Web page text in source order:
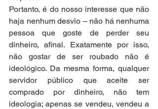
Portanto, é do nosso interesse que não
haja nenhum desvio – não há nenhuma
pessoa que goste de perder seu
dinheiro, afinal. Exatamente por isso,
não gostar de ser roubado não é
ideológico. Da mesma forma, qualquer
servidor público que aceite ser
comprado por dinheiro, não tem
ideologia; apenas se vendeu, vendeu a